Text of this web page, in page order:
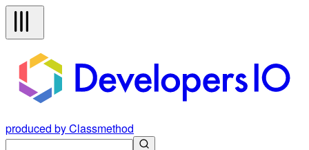
produced by Classmethod